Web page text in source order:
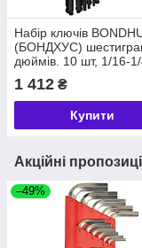
Набір ключів
(БОНДХУС)
дюймів. 10 шт, 1/16-1/
1 412 ₴
Купити
Акційні
–49%